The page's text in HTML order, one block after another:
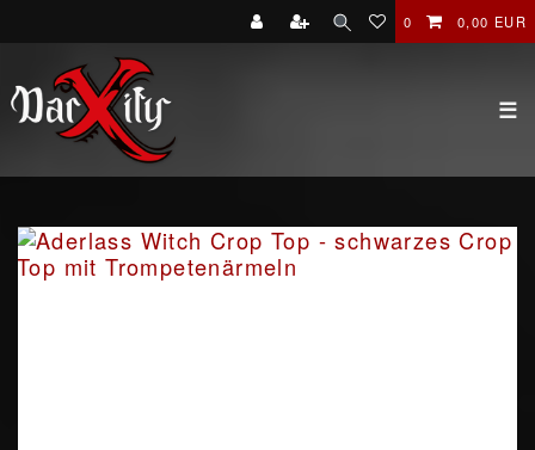
0 0,00 EUR
☰